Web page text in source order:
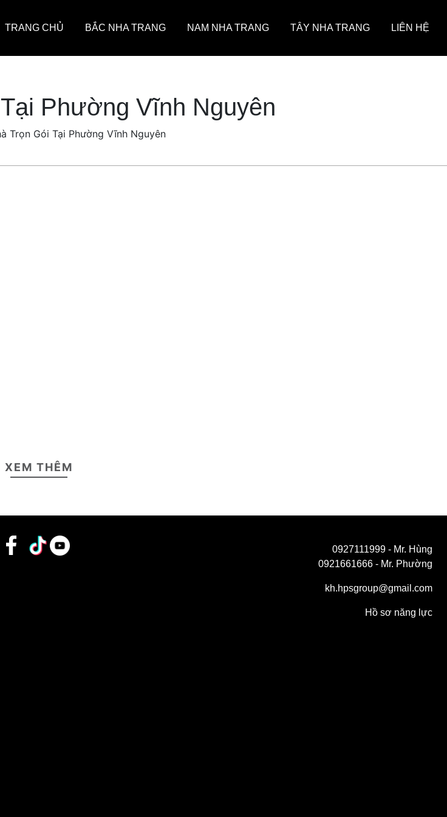
TRANG CHỦ BẮC NHA TRANG NAM NHA TRANG TÂY NHA TRANG LIÊN HỆ
Phường Vĩnh Nguyên
Trọn Gói Tại Phường Vĩnh Nguyên
XEM THÊM
0927111999 - Mr. Hùng
0921661666 - Mr. Phường
kh.hpsgroup@gmail.com
Hồ sơ năng lực